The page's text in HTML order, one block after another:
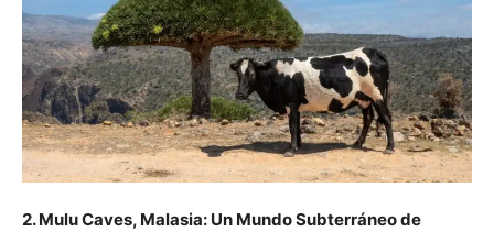
2. Mulu Caves, Malasia: Un Mundo Subterráneo de